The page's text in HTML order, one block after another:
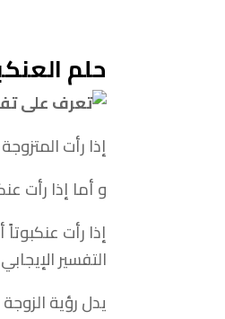
حلم
إذا رأت
و أما إذا رأت
إذا رأت
التفسير
يدل رؤية